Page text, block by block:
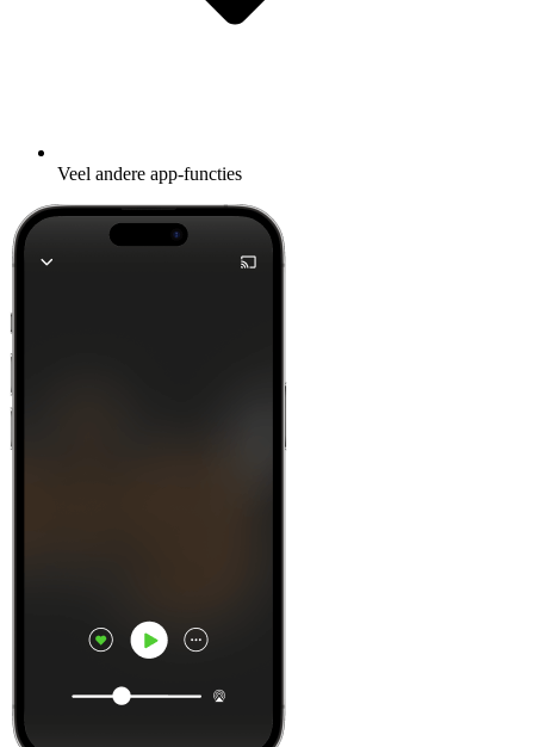
Veel andere app-functies